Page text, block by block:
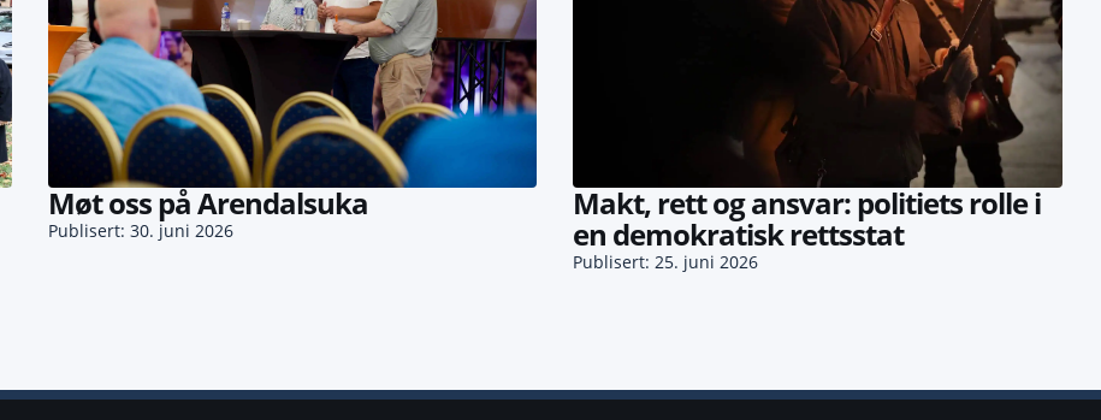
Møt oss på Arendalsuka
Publisert: 30. juni 2026
Makt, rett og ansvar: politiets rolle i
en demokratisk rettsstat
Publisert: 25. juni 2026